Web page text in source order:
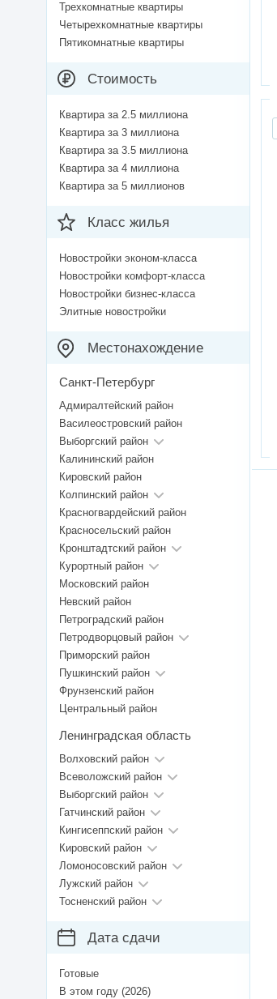
Трехкомнатные квартиры
Четырехкомнатные квартиры
Пятикомнатные квартиры
Стоимость
Квартира за 2.5 миллиона
Квартира за 3 миллиона
Квартира за 3.5 миллиона
Квартира за 4 миллиона
Квартира за 5 миллионов
Класс жилья
Новостройки эконом-класса
Новостройки комфорт-класса
Новостройки бизнес-класса
Элитные новостройки
Местонахождение
Санкт-Петербург
Адмиралтейский район
Василеостровский район
Выборгский район
Калининский район
Кировский район
Колпинский район
Красногвардейский район
Красносельский район
Кронштадтский район
Курортный район
Московский район
Невский район
Петроградский район
Петродворцовый район
Приморский район
Пушкинский район
Фрунзенский район
Центральный район
Ленинградская область
Волховский район
Всеволожский район
Выборгский район
Гатчинский район
Кингисеппский район
Кировский район
Ломоносовский район
Лужский район
Тосненский район
Дата сдачи
Готовые
В этом году (2026)